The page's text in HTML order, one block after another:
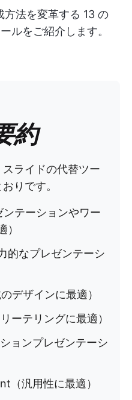
方法を変革する 13 の
ルをご紹介します。
約
ライドの代替ツー
りです。
ンテーションやワー
）
的なプレゼンテーシ
デザインに最適）
ーテリングに最適）
ョンプレゼンテーシ
汎用性に最適）